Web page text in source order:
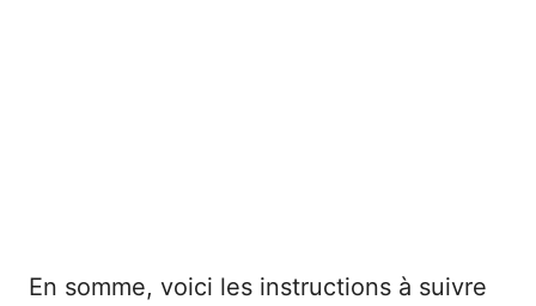
En somme, voici les instructions à suivre